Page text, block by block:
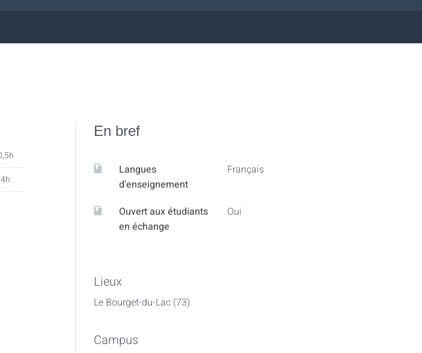
En bref
Langues
d'enseignement
Français
Ouvert aux étudiants
en échange
Oui
Lieux
Le Bourget-du-Lac (73)
Campus